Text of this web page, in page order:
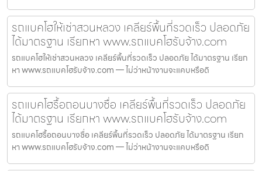
รถแบคโฮให้เช่าสวนหลวง เคลียร์พื้นที่รวดเร็ว ปลอดภัย
ได้มาตรฐาน เรียกหา www.รถแบคโฮรับจ้าง.com
รถแบคโฮให้เช่าสวนหลวง เคลียร์พื้นที่รวดเร็ว ปลอดภัย ได้มาตรฐาน เรียก
หา www.รถแบคโฮรับจ้าง.com — ไม่ว่าหน้างานจะแคบหรือดิ
รถแบคโฮรื้อถอนบางซื่อ เคลียร์พื้นที่รวดเร็ว ปลอดภัย
ได้มาตรฐาน เรียกหา www.รถแบคโฮรับจ้าง.com
รถแบคโฮรื้อถอนบางซื่อ เคลียร์พื้นที่รวดเร็ว ปลอดภัย ได้มาตรฐาน เรียก
หา www.รถแบคโฮรับจ้าง.com — ไม่ว่าหน้างานจะแคบหรือดิ